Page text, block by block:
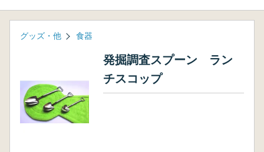
グッズ・他 食器
発掘調査スプーン ラン
チスコップ